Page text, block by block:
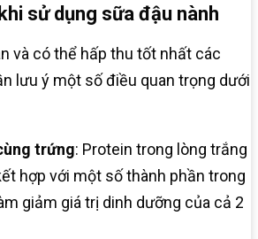
sử dụng sữa đậu nành
và có thể hấp thu tốt nhất các
lưu ý một số điều quan trọng dưới
trứng: Protein trong lòng trắng
hợp với một số thành phần trong
giảm giá trị dinh dưỡng của cả 2